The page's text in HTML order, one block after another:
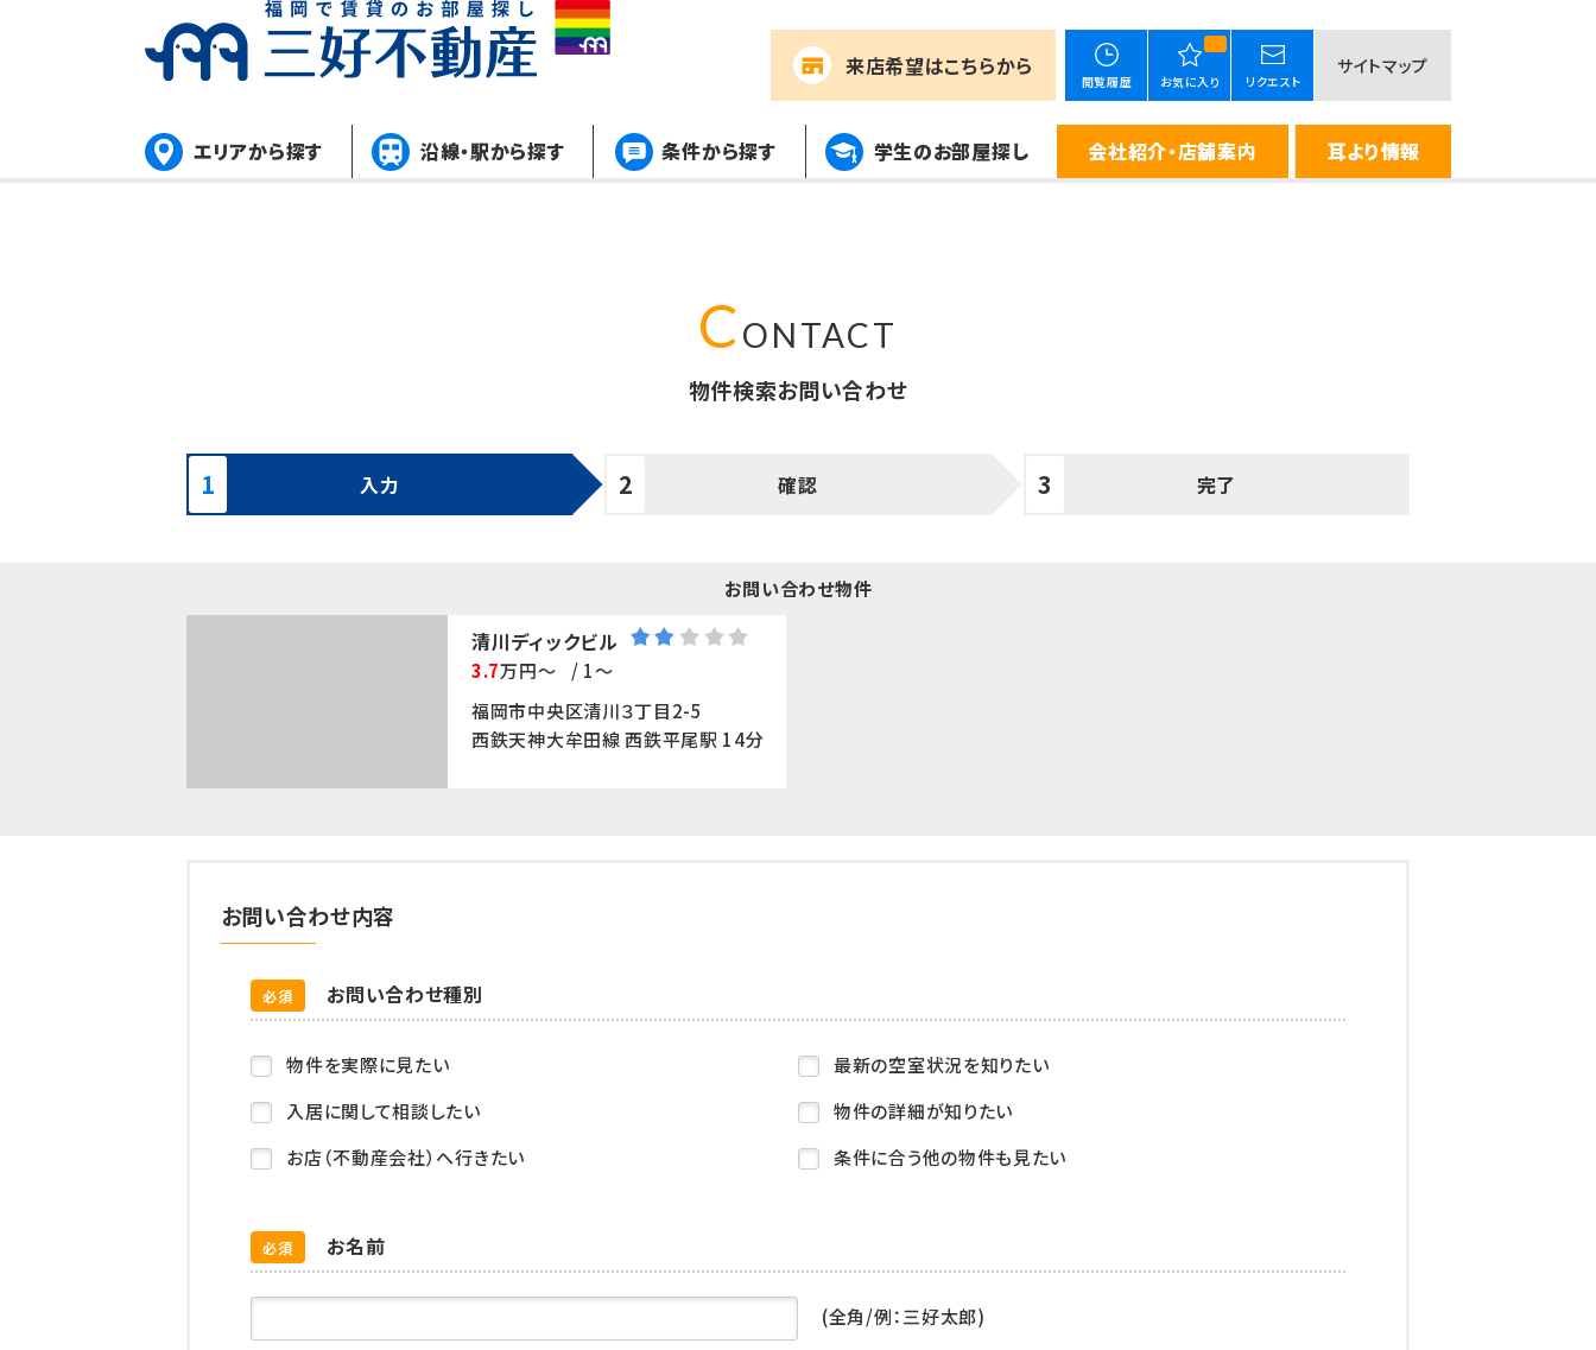
来店希望はこちらから
閲覧履歴 お気に入り リクエスト
サイトマップ
エリアから探す 沿線・駅から探す 条件から探す 学生のお部屋探し 会社紹介・店舗案内 耳より情報
物件検索お問い合わせ
入力 確認 完了
お問い合わせ物件
清川ディックビル
3.7万円～
/ 1～
福岡市中央区清川３丁目2-5
西鉄天神大牟田線 西鉄平尾駅 14分
お問い合わせ内容
お問い合わせ種別
必須
物件を実際に見たい
最新の空室状況を知りたい
入居に関して相談したい
物件の詳細が知りたい
お店（不動産会社）へ行きたい
条件に合う他の物件も見たい
お名前
必須
(全角/例：三好太郎)